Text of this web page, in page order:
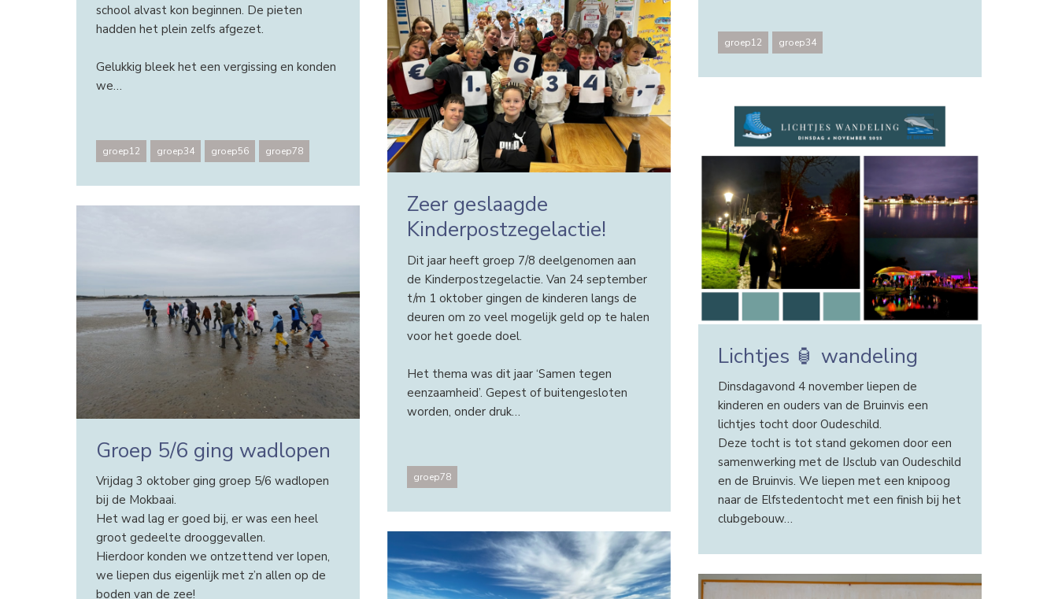
groep12 groep34
school alvast kon beginnen. De pieten
hadden het plein zelfs afgezet.
Gelukkig bleek het een vergissing en konden
we…
groep12 groep34 groep56 groep78
Zeer geslaagde
Kinderpostzegelactie!
Dit jaar heeft groep 7/8 deelgenomen aan
de Kinderpostzegelactie. Van 24 september
t/m 1 oktober gingen de kinderen langs de
deuren om zo veel mogelijk geld op te halen
voor het goede doel.
Het thema was dit jaar ‘Samen tegen
eenzaamheid’. Gepest of buitengesloten
worden, onder druk…
groep78
Lichtjes 🏮 wandeling
Dinsdagavond 4 november liepen de
kinderen en ouders van de Bruinvis een
lichtjes tocht door Oudeschild.
Deze tocht is tot stand gekomen door een
samenwerking met de IJsclub van Oudeschild
en de Bruinvis. We liepen met een knipoog
naar de Elfstedentocht met een finish bij het
clubgebouw…
Groep 5/6 ging wadlopen
Vrijdag 3 oktober ging groep 5/6 wadlopen
bij de Mokbaai.
Het wad lag er goed bij, er was een heel
groot gedeelte drooggevallen.
Hierdoor konden we ontzettend ver lopen,
we liepen dus eigenlijk met z’n allen op de
boden van de zee!